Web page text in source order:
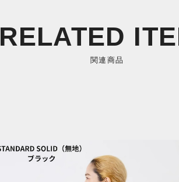
RELATED
関連商品